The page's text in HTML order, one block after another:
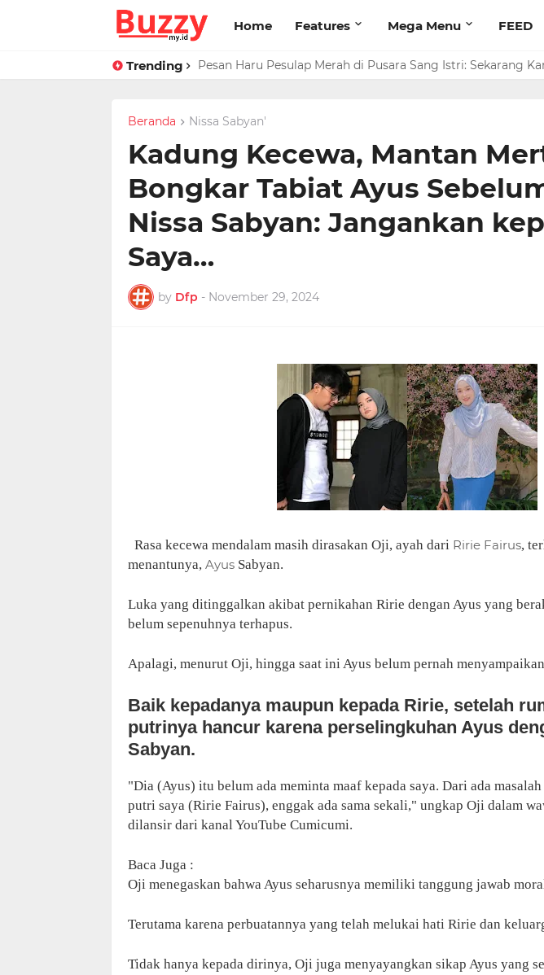
Home Features Mega Menu FEED
Trending Pesan Haru Pesulap Merah di Pusara Sang Istri: Sekarang
Raffi Ahmad Masih di LN, Kirim Rp 1 M ke Jeje Buat
Beranda Nissa Sabyan'
Kadung Kecewa, Mantan
Bongkar Tabiat Ayus
Nissa Sabyan: Jangankan
Saya…
by Dfp - November 29, 2024
Rasa kecewa mendalam masih dirasakan Oji, ayah dari Ririe Fairus,
menantunya, Ayus Sabyan.
Luka yang ditinggalkan akibat pernikahan Ririe dengan Ayus yang
belum sepenuhnya terhapus.
Apalagi, menurut Oji, hingga saat ini Ayus belum pernah
Baik kepadanya maupun kepada Ririe, setelah
putrinya hancur karena perselingkuhan Ayus
Sabyan.
"Dia (Ayus) itu belum ada meminta maaf kepada saya. Dari ada
putri saya (Ririe Fairus), enggak ada sama sekali," ungkap Oji dalam
dilansir dari kanal YouTube Cumicumi.
Baca Juga :
Oji menegaskan bahwa Ayus seharusnya memiliki tanggung jawab
Terutama karena perbuatannya yang telah melukai hati Ririe dan
Tidak hanya kepada dirinya, Oji juga menyayangkan sikap Ayus yang